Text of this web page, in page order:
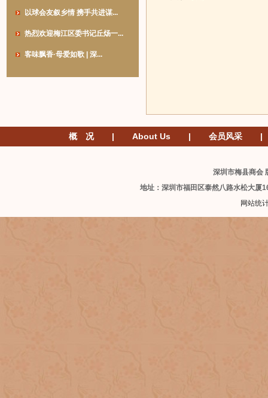
以球会友叙乡情 携手共进谋...
热烈欢迎梅江区委书记丘炀一...
客味飘香·母爱如歌 | 深...
概 况 | About Us | 会员风采 |
深圳市梅县商
地址：深圳市福田区泰然八路水松大厦
网站统